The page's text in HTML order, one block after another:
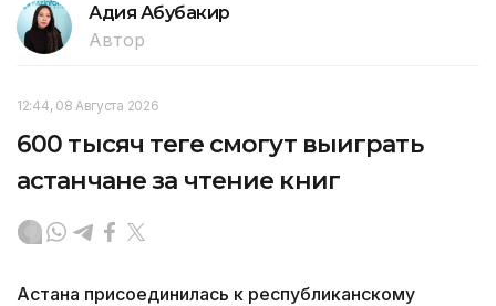
Адия Абубакир
Автор
12:44, 08 Августа 2026
600 тысяч теңге смогут выиграть
астанчане за чтение книг
Астана присоединилась к республиканскому